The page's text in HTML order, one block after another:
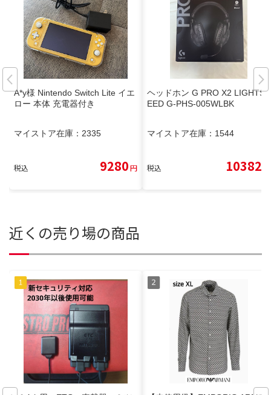
A*y様 Nintendo Switch Lite イエ
ロー 本体 充電器付き
マイストア在庫： 2335
税込 9280円
ヘッドホン G PRO X2 LIGHTSP
EED G-PHS-005WLBK
マイストア在庫： 1544
税込 10382
近くの売り場の商品